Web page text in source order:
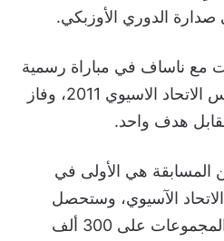
صدارة الدوري الأوزبكي.
مع ناساف في مباراة رسمية
واحدة، كانت في نهائي كأس الاتحاد الاسيوي 2011، وفاز
هدف واحد.
المسابقة هي الأولى في
الآسيوي، وستحصل
الأندية المشاركة في دور المجموعات على 300 ألف